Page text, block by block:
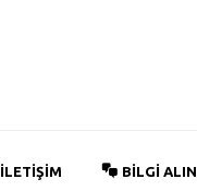
İLETIŞIM BILGI ALIN